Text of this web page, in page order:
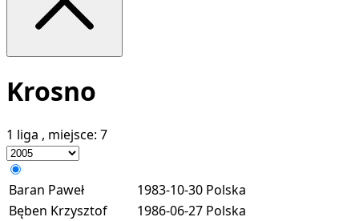
Krosno
1 liga , miejsce: 7
Baran Paweł 1983-10-30 Polska
Bęben Krzysztof
1986-06-27 Polska